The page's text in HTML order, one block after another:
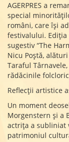
AGERPRES a
special
români, care își
festivalului.
sugestiv “The
Nicu Poștă,
Taraful
rădăcinile
Reflecții artistice
Un moment
Morgenstern și a
actrița a subliniat
patrimoniul